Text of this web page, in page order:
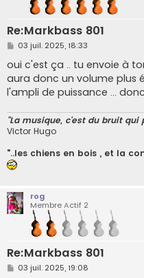
Re:Markbass 801
M
s
s
a
g
e
03 juil. 2025, 18:33
oui c'est ça .. tu envoie à
aura donc un volume plus
l'ampli de puissance ...
"La musique, c'est du bruit qui
Victor Hugo
"..les chiens en bois , et la
rog
Membre Actif 2
Re:Markbass 801
M
03 juil. 2025, 19:08